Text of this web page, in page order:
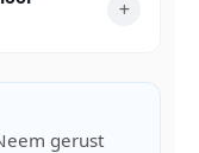
gerust